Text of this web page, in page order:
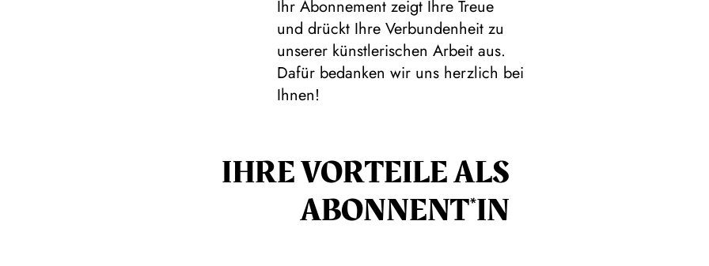
Ihr Abonnement zeigt Ihre Treue
und drückt Ihre Verbundenheit zu
unserer künstlerischen Arbeit aus.
Dafür bedanken wir uns herzlich bei
Ihnen!
IHRE VORTEILE ALS
ABONNENT*IN